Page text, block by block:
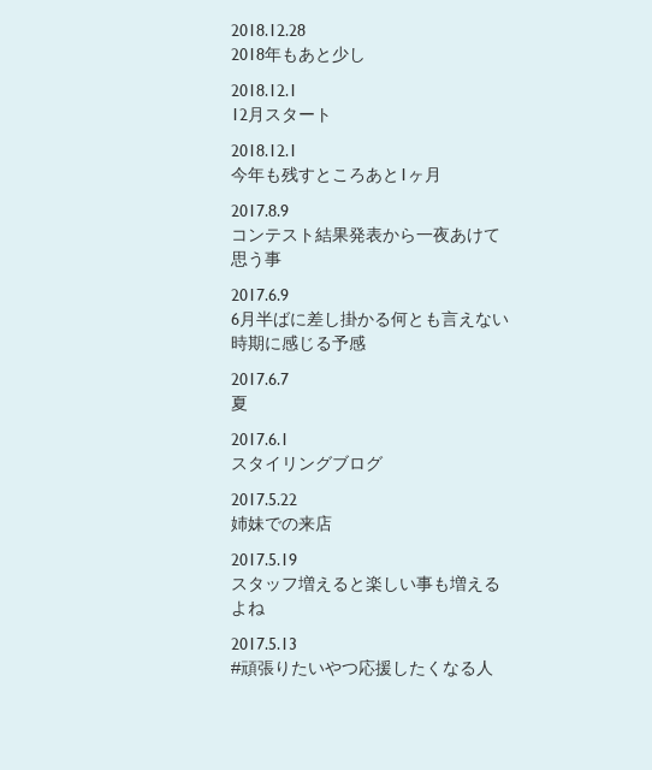
2018.12.28
2018年もあと少し
2018.12.1
12月スタート
2018.12.1
今年も残すところあと1ヶ月
2017.8.9
コンテスト結果発表から一夜あけて
思う事
2017.6.9
6月半ばに差し掛かる何とも言えない
時期に感じる予感
2017.6.7
夏
2017.6.1
スタイリングブログ
2017.5.22
姉妹での来店
2017.5.19
スタッフ増えると楽しい事も増える
よね
2017.5.13
#頑張りたいやつ応援したくなる人